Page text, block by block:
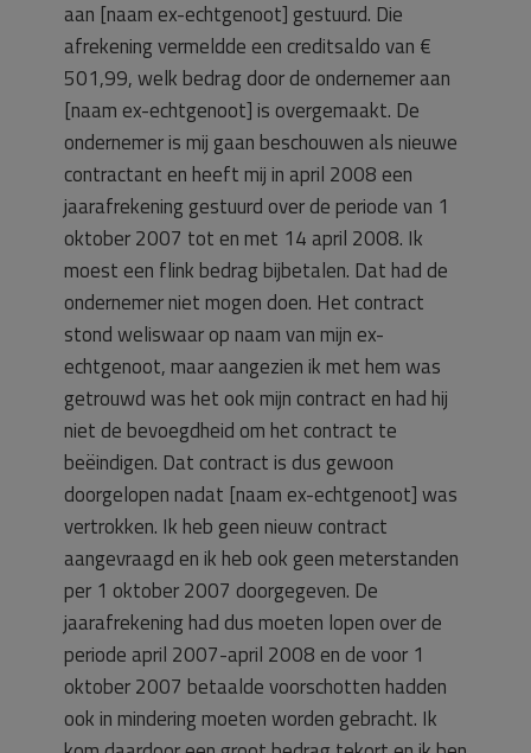
aan [naam ex-echtgenoot] gestuurd. Die
afrekening vermeldde een creditsaldo van €
501,99, welk bedrag door de ondernemer aan
[naam ex-echtgenoot] is overgemaakt. De
ondernemer is mij gaan beschouwen als nieuwe
contractant en heeft mij in april 2008 een
jaarafrekening gestuurd over de periode van 1
oktober 2007 tot en met 14 april 2008. Ik
moest een flink bedrag bijbetalen. Dat had de
ondernemer niet mogen doen. Het contract
stond weliswaar op naam van mijn ex-
echtgenoot, maar aangezien ik met hem was
getrouwd was het ook mijn contract en had hij
niet de bevoegdheid om het contract te
beëindigen. Dat contract is dus gewoon
doorgelopen nadat [naam ex-echtgenoot] was
vertrokken. Ik heb geen nieuw contract
aangevraagd en ik heb ook geen meterstanden
per 1 oktober 2007 doorgegeven. De
jaarafrekening had dus moeten lopen over de
periode april 2007-april 2008 en de voor 1
oktober 2007 betaalde voorschotten hadden
ook in mindering moeten worden gebracht. Ik